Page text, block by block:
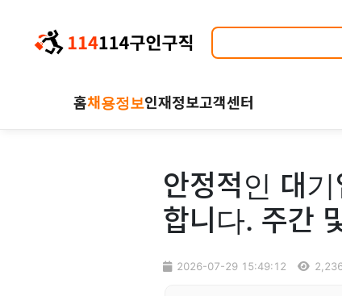
홈채용정보인재정보고객센터
안정적인 대
합니다. 주간
2026-07-29 15:49:12